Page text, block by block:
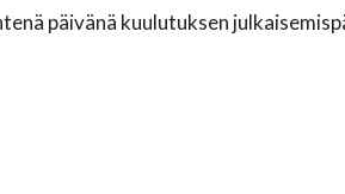
päivänä kuulutuksen